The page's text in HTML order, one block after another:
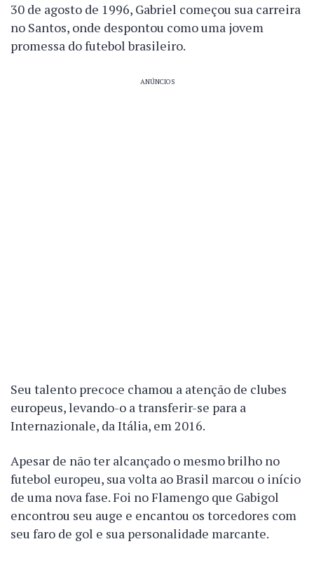
30 de agosto de 1996, Gabriel começou sua carreira
no Santos, onde despontou como uma jovem
promessa do futebol brasileiro.
ANÚNCIOS
Seu talento precoce chamou a atenção de clubes
europeus, levando-o a transferir-se para a
Internazionale, da Itália, em 2016.
Apesar de não ter alcançado o mesmo brilho no
futebol europeu, sua volta ao Brasil marcou o início
de uma nova fase. Foi no Flamengo que Gabigol
encontrou seu auge e encantou os torcedores com
seu faro de gol e sua personalidade marcante.